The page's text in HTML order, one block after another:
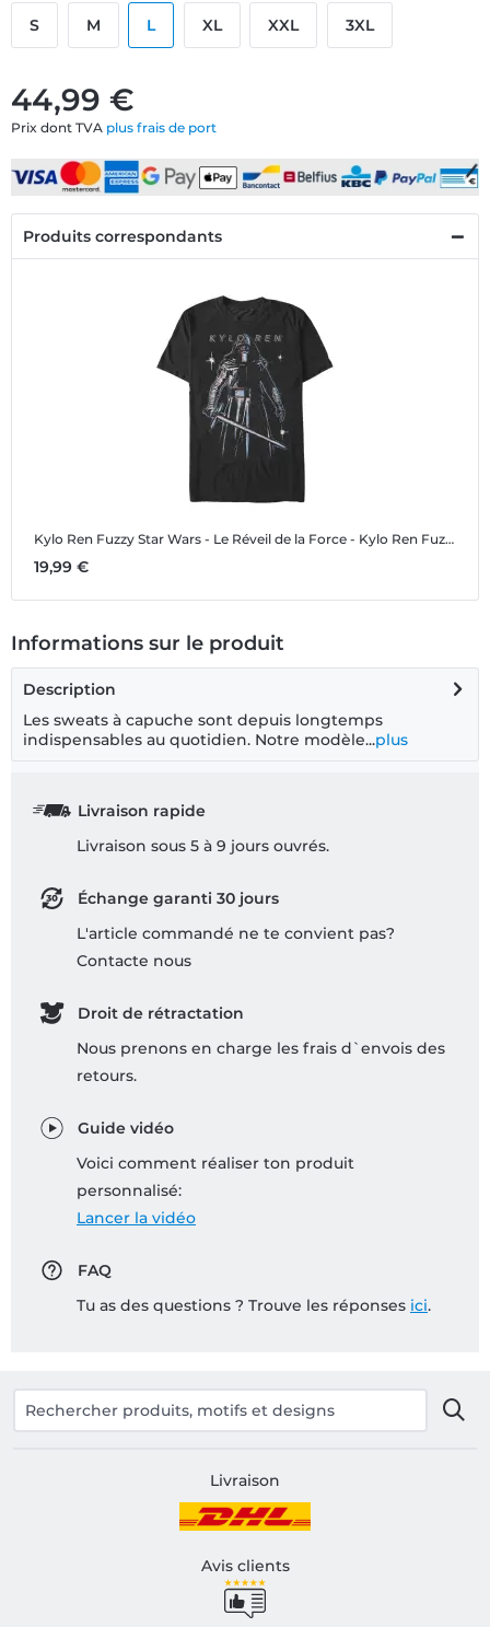
44,99 €
Prix dont TVA plus frais de port
S M L XL XXL 3XL
Produits correspondants
Kylo Ren Fuzzy Star Wars - Le Réveil de la Force - Kylo Ren Fuzzy - Homme T-shirt
19,99 €
Informations sur le produit
Description
Les sweats à capuche sont depuis longtemps
indispensables au quotidien. Notre modèle...plus
Livraison rapide
Livraison sous 5 à 9 jours ouvrés.
Échange garanti 30 jours
L'article commandé ne te convient pas?
Contacte nous
Droit de rétractation
Nous prenons en charge les frais d`envois des
retours.
Guide vidéo
Voici comment réaliser ton produit
personnalisé:
Lancer la vidéo
FAQ
Tu as des questions ? Trouve les réponses ici.
Livraison
Avis clients